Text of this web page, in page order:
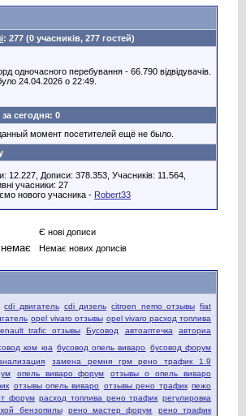
: 277 (0 учасників, 277 гостей)
одночасного перебування - 66.790 відвідувачів.
24.04.2026 о 22:49.
сегодня: 0
момент посетителей ещё не было.
12.227, Дописи: 378.353, Учасників: 11.564,
учасники: 27
нового учасника - Robert33
Є нові дописи
Немає нових дописів
cdi двигатель cdi дизель citroen nemo отзывы fiat
opel vivaro отзывы opel vivaro расход топлива
trafic отзывы Бусовод автоаптечка авториа
ком юа бусовод опель виваро
бусовод форум
замена ремня грм рено трафик 1.9
опель виваро форум
отзывы о опель виваро
отзывы опель виваро отзывы рено трафик пежо
форум расход топлива рено трафик регулировка
бензопилы
рено мастер форум
рено трафик